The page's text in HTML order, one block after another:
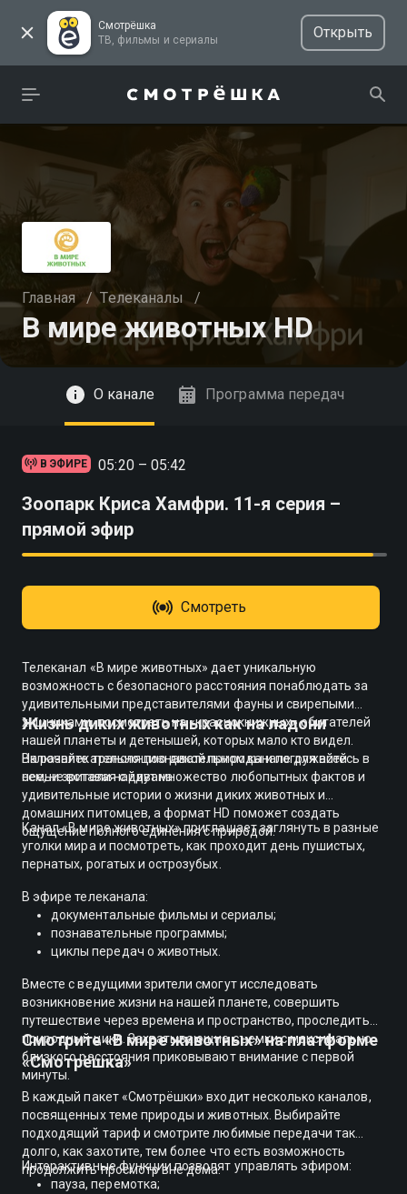
Смотрёшка
ТВ, фильмы и сериалы
Открыть
Главная / Телеканалы /
В мире животных HD
Смотреть
О канале Программа передач
В ЭФИРЕ 05:20 – 05:42
Зоопарк Криса Хамфри. 11-я серия –
прямой эфир
Смотреть
Телеканал «В мире животных» дает уникальную
возможность с безопасного расстояния понаблюдать за
удивительными представителями фауны и свирепыми
хищниками, посмотреть на «краснокнижных» обитателей
нашей планеты и детенышей, которых мало кто видел.
Включайте трансляцию дикой природы и погружайтесь в
нее, не вставая с дивана.
Жизнь диких животных как на ладони
На развлекательно-познавательном канале для всей
семьи зрители найдут множество любопытных фактов и
удивительные истории о жизни диких животных и
домашних питомцев, а формат HD поможет создать
ощущение полного единения с природой.
Канал «В мире животных» приглашает заглянуть в разные
уголки мира и посмотреть, как проходит день пушистых,
пернатых, рогатых и острозубых.
В эфире телеканала:
документальные фильмы и сериалы;
познавательные программы;
циклы передач о животных.
Вместе с ведущими зрители смогут исследовать
возникновение жизни на нашей планете, совершить
путешествие через времена и пространство, проследить
природный цикл. Захватывающие съемки с максимально
близкого расстояния приковывают внимание с первой
минуты.
Смотрите «В мире животных» на платформе
«Смотрёшка»
В каждый пакет «Смотрёшки» входит несколько каналов,
посвященных теме природы и животных. Выбирайте
подходящий тариф и смотрите любимые передачи так
долго, как захотите, тем более что есть возможность
продолжить просмотр вне дома.
Интерактивные функции позволят управлять эфиром:
пауза, перемотка;